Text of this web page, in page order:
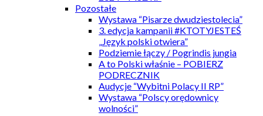
Pozostałe
Wystawa “Pisarze dwudziestolecia”
3. edycja kampanii #KTOTYJESTEŚ
„Język polski otwiera”
Podziemie łączy / Pogrindis jungia
A to Polski właśnie – POBIERZ
PODRECZNIK
Audycje “Wybitni Polacy II RP”
Wystawa “Polscy orędownicy
wolności”